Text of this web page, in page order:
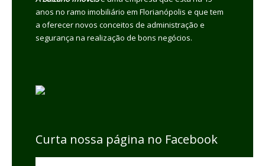
anos no ramo imobiliário em Florianópolis e que tem
a oferecer novos conceitos de administração e
segurança na realização de bons negócios.
Curta nossa página no Facebook